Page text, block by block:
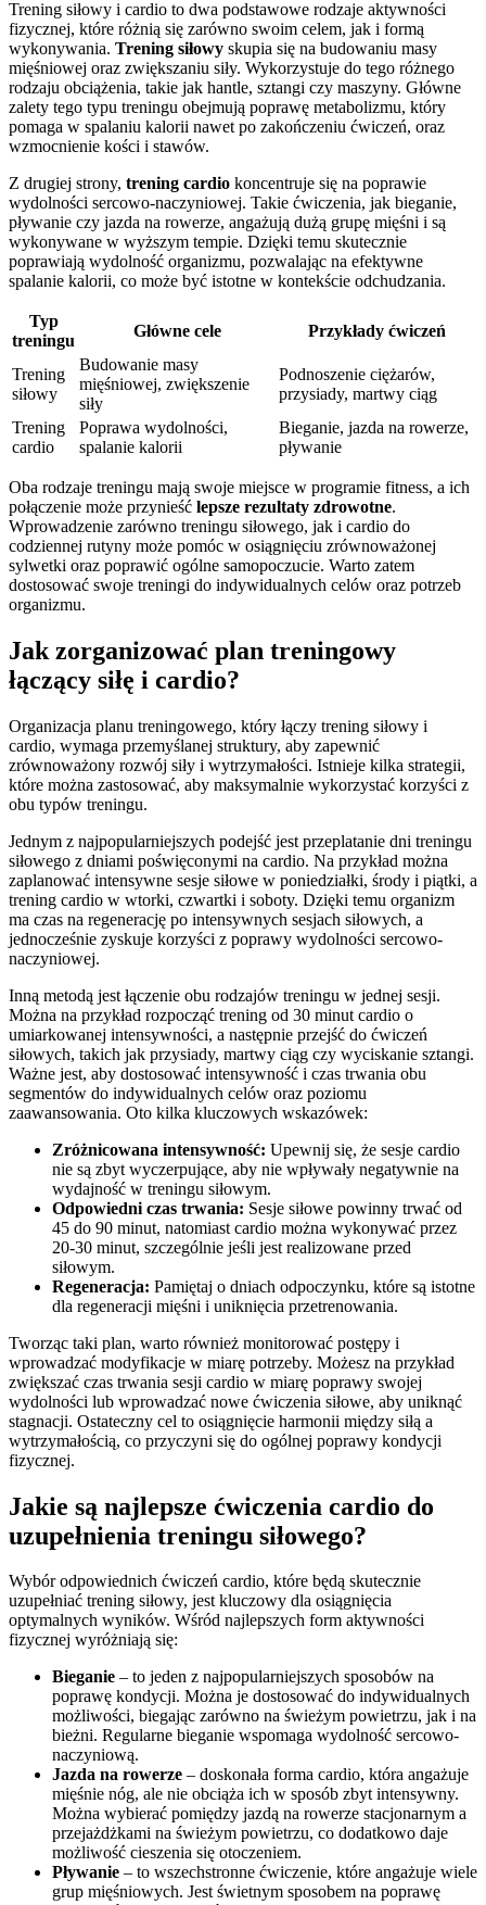
Trening siłowy i cardio to dwa podstawowe rodzaje aktywności
fizycznej, które różnią się zarówno swoim celem, jak i formą
wykonywania. Trening siłowy skupia się na budowaniu masy
mięśniowej oraz zwiększaniu siły. Wykorzystuje do tego różnego
rodzaju obciążenia, takie jak hantle, sztangi czy maszyny. Główne
zalety tego typu treningu obejmują poprawę metabolizmu, który
pomaga w spalaniu kalorii nawet po zakończeniu ćwiczeń, oraz
wzmocnienie kości i stawów.
Z drugiej strony, trening cardio koncentruje się na poprawie
wydolności sercowo-naczyniowej. Takie ćwiczenia, jak bieganie,
pływanie czy jazda na rowerze, angażują dużą grupę mięśni i są
wykonywane w wyższym tempie. Dzięki temu skutecznie
poprawiają wydolność organizmu, pozwalając na efektywne
spalanie kalorii, co może być istotne w kontekście odchudzania.
Typ
treningu
Główne cele Przykłady ćwiczeń
Trening
siłowy
Budowanie masy
mięśniowej, zwiększenie
siły
Podnoszenie ciężarów,
przysiady, martwy ciąg
Trening
cardio
Poprawa wydolności,
spalanie kalorii
Bieganie, jazda na rowerze,
pływanie
Oba rodzaje treningu mają swoje miejsce w programie fitness, a ich
połączenie może przynieść lepsze rezultaty zdrowotne.
Wprowadzenie zarówno treningu siłowego, jak i cardio do
codziennej rutyny może pomóc w osiągnięciu zrównoważonej
sylwetki oraz poprawić ogólne samopoczucie. Warto zatem
dostosować swoje treningi do indywidualnych celów oraz potrzeb
organizmu.
Jak zorganizować plan treningowy
łączący siłę i cardio?
Organizacja planu treningowego, który łączy trening siłowy i
cardio, wymaga przemyślanej struktury, aby zapewnić
zrównoważony rozwój siły i wytrzymałości. Istnieje kilka strategii,
które można zastosować, aby maksymalnie wykorzystać korzyści z
obu typów treningu.
Jednym z najpopularniejszych podejść jest przeplatanie dni treningu
siłowego z dniami poświęconymi na cardio. Na przykład można
zaplanować intensywne sesje siłowe w poniedziałki, środy i piątki, a
trening cardio w wtorki, czwartki i soboty. Dzięki temu organizm
ma czas na regenerację po intensywnych sesjach siłowych, a
jednocześnie zyskuje korzyści z poprawy wydolności sercowo-
naczyniowej.
Inną metodą jest łączenie obu rodzajów treningu w jednej sesji.
Można na przykład rozpocząć trening od 30 minut cardio o
umiarkowanej intensywności, a następnie przejść do ćwiczeń
siłowych, takich jak przysiady, martwy ciąg czy wyciskanie sztangi.
Ważne jest, aby dostosować intensywność i czas trwania obu
segmentów do indywidualnych celów oraz poziomu
zaawansowania. Oto kilka kluczowych wskazówek:
Zróżnicowana intensywność: Upewnij się, że sesje cardio
nie są zbyt wyczerpujące, aby nie wpływały negatywnie na
wydajność w treningu siłowym.
Odpowiedni czas trwania: Sesje siłowe powinny trwać od
45 do 90 minut, natomiast cardio można wykonywać przez
20-30 minut, szczególnie jeśli jest realizowane przed
siłowym.
Regeneracja: Pamiętaj o dniach odpoczynku, które są istotne
dla regeneracji mięśni i uniknięcia przetrenowania.
Tworząc taki plan, warto również monitorować postępy i
wprowadzać modyfikacje w miarę potrzeby. Możesz na przykład
zwiększać czas trwania sesji cardio w miarę poprawy swojej
wydolności lub wprowadzać nowe ćwiczenia siłowe, aby uniknąć
stagnacji. Ostateczny cel to osiągnięcie harmonii między siłą a
wytrzymałością, co przyczyni się do ogólnej poprawy kondycji
fizycznej.
Jakie są najlepsze ćwiczenia cardio do
uzupełnienia treningu siłowego?
Wybór odpowiednich ćwiczeń cardio, które będą skutecznie
uzupełniać trening siłowy, jest kluczowy dla osiągnięcia
optymalnych wyników. Wśród najlepszych form aktywności
fizycznej wyróżniają się:
Bieganie – to jeden z najpopularniejszych sposobów na
poprawę kondycji. Można je dostosować do indywidualnych
możliwości, biegając zarówno na świeżym powietrzu, jak i na
bieżni. Regularne bieganie wspomaga wydolność sercowo-
naczyniową.
Jazda na rowerze – doskonała forma cardio, która angażuje
mięśnie nóg, ale nie obciąża ich w sposób zbyt intensywny.
Można wybierać pomiędzy jazdą na rowerze stacjonarnym a
przejażdżkami na świeżym powietrzu, co dodatkowo daje
możliwość cieszenia się otoczeniem.
Pływanie – to wszechstronne ćwiczenie, które angażuje wiele
grup mięśniowych. Jest świetnym sposobem na poprawę